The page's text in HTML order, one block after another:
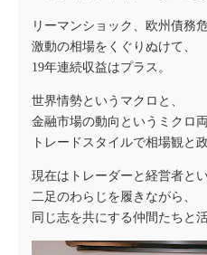
リーマンショック、欧州債務
激動の相場をくぐりぬけて、
19年連続収益はプラス。
世界情勢というマクロと、
金融市場の動向というミクロ
トレードスタイルで相場観と
現在はトレーダーと経営者と
二足のわらじを履きながら、
同じ志を共にする仲間たちと活